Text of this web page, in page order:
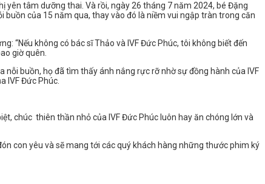
yên tâm dưỡng thai. Và rồi, ngày 26 tháng 7 năm 2024, bé Đặng
của 15 năm qua, thay vào đó là niềm vui ngập tràn trong căn
“Nếu không có bác sĩ Thảo và IVF Đức Phúc, tôi không biết đến
giờ quên.
buồn, họ đã tìm thấy ánh nắng rực rỡ nhờ sự đồng hành của IVF
IVF Đức Phúc.
chúc thiên thần nhỏ của IVF Đức Phúc luôn hay ăn chóng lớn và
con yêu và sẽ mang tới các quý khách hàng những thước phim ký